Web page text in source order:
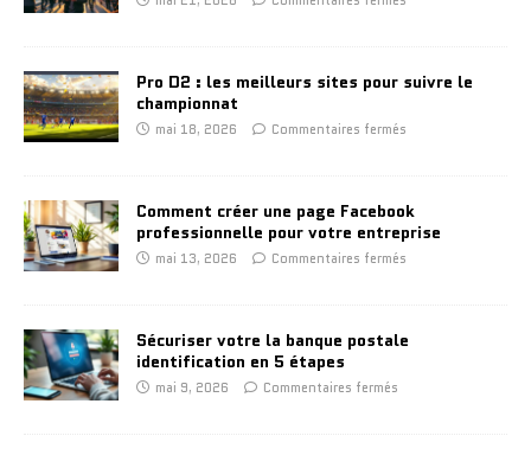
Pro D2 : les meilleurs sites pour suivre le
championnat
mai 18, 2026 Commentaires fermés
Comment créer une page Facebook
professionnelle pour votre entreprise
mai 13, 2026 Commentaires fermés
Sécuriser votre la banque postale
identification en 5 étapes
mai 9, 2026 Commentaires fermés